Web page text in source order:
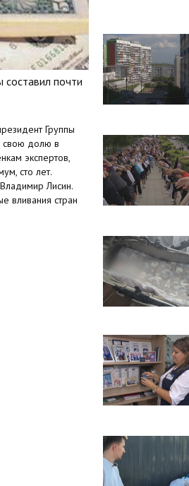
почти
Группы
свою долю в
экспертов,
сто лет.
Лисин.
вливания стран